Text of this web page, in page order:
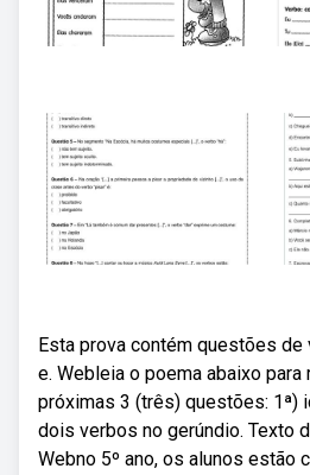
Esta prova contém questões
e. Webleia o poema abaixo para
próximas 3 (três) questões: 1ª)
dois verbos no gerúndio. Texto
Webno 5º ano, os alunos estão